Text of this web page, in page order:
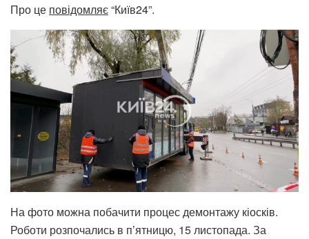
Про це повідомляє“Київ24”.
На фото можна побачити процес демонтажу кіосків.
Роботи розпочались в п’ятницю, 15 листопада. За